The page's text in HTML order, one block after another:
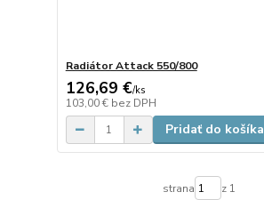
Radiátor Attack 550/800
126,69 €/ks
103,00 € bez DPH
Pridať do košíka
strana z 1